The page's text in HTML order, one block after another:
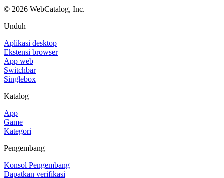
© 2026 WebCatalog, Inc.
Unduh
Aplikasi desktop
Ekstensi browser
App web
Switchbar
Singlebox
Katalog
App
Game
Kategori
Pengembang
Konsol Pengembang
Dapatkan verifikasi